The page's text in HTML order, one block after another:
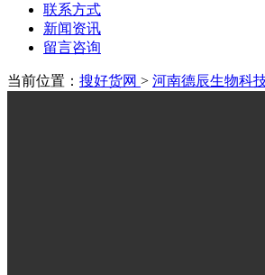
联系方式
新闻资讯
留言咨询
当前位置： 搜好货网 > 河南德辰生物科